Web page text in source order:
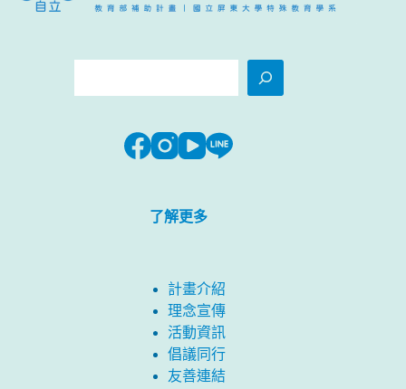
了解更多
計畫介紹
理念宣傳
活動資訊
倡議同行
友善連結